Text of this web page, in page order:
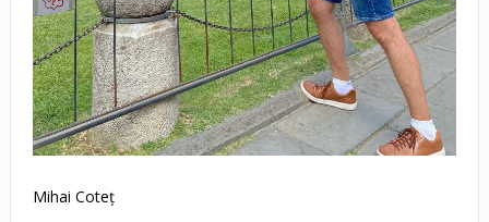
Mihai Coteț